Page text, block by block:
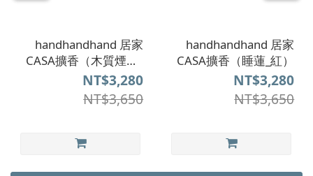
handhandhand 居家
CASA擴香（木質煙灰_
藍白）
NT$3,280
NT$3,650
handhandhand 居家
CASA擴香（睡蓮_紅）
NT$3,280
NT$3,650